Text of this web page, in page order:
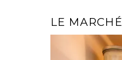
LE